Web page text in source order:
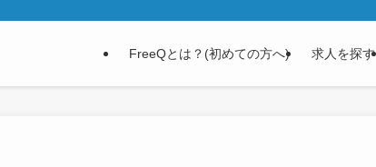
FreeQとは？(初めての方へ) 求人を探す